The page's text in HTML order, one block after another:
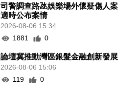
司警調查路氹娛樂場外懷疑傷人案
適時公布案情
2026-08-06 15:34
1881
0
論壇冀推動灣區銀髮金融創新發展
2026-08-06 15:06
119
0